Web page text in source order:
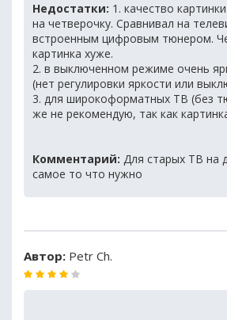
Недостатки: 1. качество
на четверочку. Сравнивал на
встроенным цифровым тюнером.
картинка хуже.
2. в выключенном режиме очень
(нет регулировки яркости или
3. для широкоформатных ТВ (без
же не рекомендую, так как
Комментарий: Для старых ТВ на
самое то что нужно
Автор: Petr Ch.